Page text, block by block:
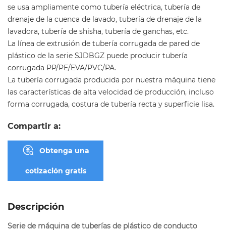
se usa ampliamente como tubería eléctrica, tubería de
drenaje de la cuenca de lavado, tubería de drenaje de la
lavadora, tubería de shisha, tubería de ganchas, etc.
La línea de extrusión de tubería corrugada de pared de
plástico de la serie SJDBGZ puede producir tubería
corrugada PP/PE/EVA/PVC/PA.
La tubería corrugada producida por nuestra máquina tiene
las características de alta velocidad de producción, incluso
forma corrugada, costura de tubería recta y superficie lisa.
Compartir a:
Obtenga una
cotización gratis
Descripción
Serie de máquina de tuberías de plástico de conducto